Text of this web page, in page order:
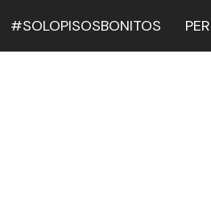
#SOLOPISOSBONITOS